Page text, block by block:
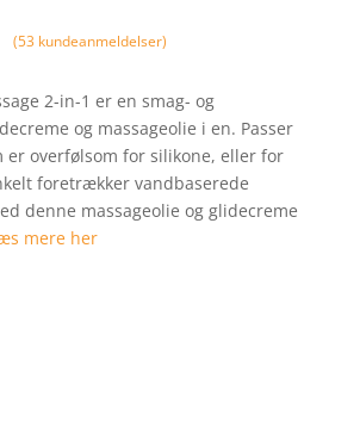
(53kundeanmeldelser)
2-in-1 er en smag- og
og massageolie i en. Passer
er overfølsom for silikone, eller for
foretrækker vandbaserede
denne massageolie og glidecreme
mere her